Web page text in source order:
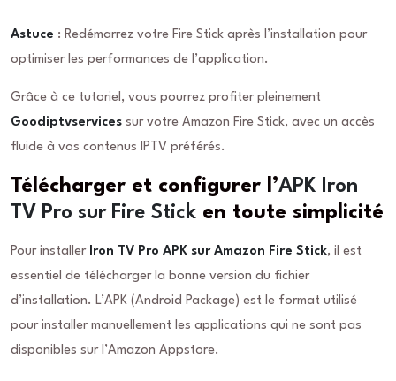
Astuce : Redémarrez votre Fire Stick après l’installation pour
optimiser les performances de l’application.
Grâce à ce tutoriel, vous pourrez profiter pleinement
Goodiptvservices sur votre Amazon Fire Stick, avec un accès
fluide à vos contenus IPTV préférés.
Télécharger et configurer l’APK Iron
TV Pro sur Fire Stick en toute simplicité
Pour installer Iron TV Pro APK sur Amazon Fire Stick, il est
essentiel de télécharger la bonne version du fichier
d’installation. L’APK (Android Package) est le format utilisé
pour installer manuellement les applications qui ne sont pas
disponibles sur l’Amazon Appstore.